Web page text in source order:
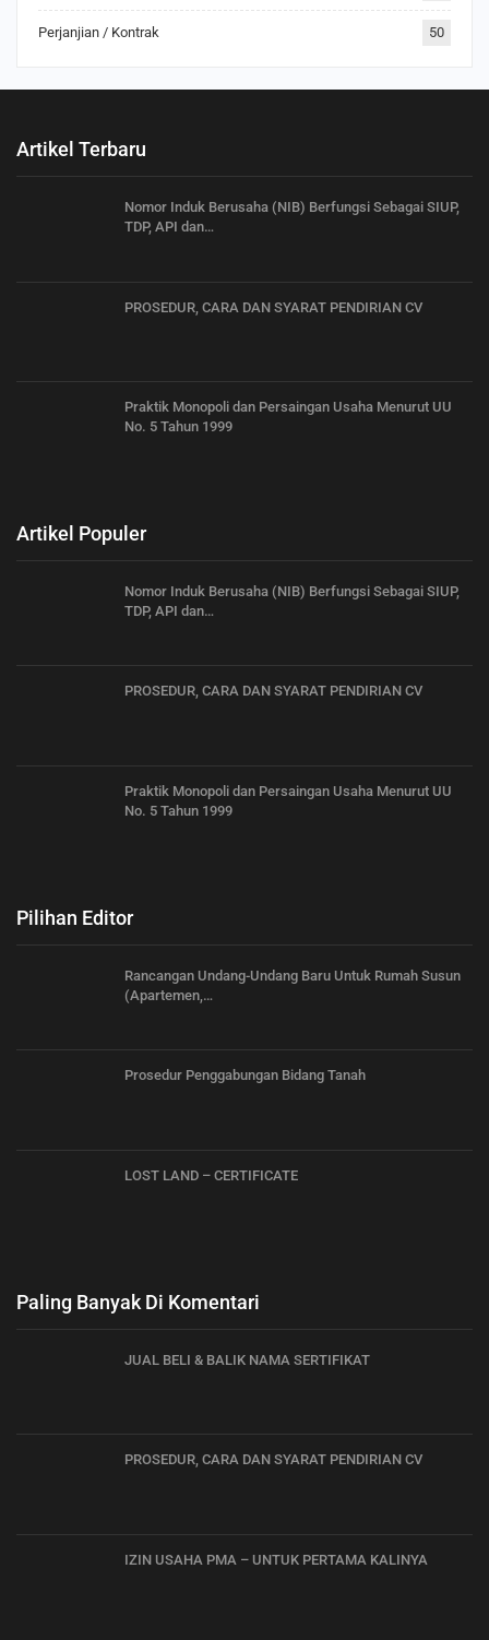
Perjanjian / Kontrak 50
Artikel Terbaru
Nomor Induk Berusaha (NIB) Berfungsi Sebagai SIUP,
TDP, API dan…
PROSEDUR, CARA DAN SYARAT PENDIRIAN CV
Praktik Monopoli dan Persaingan Usaha Menurut UU
No. 5 Tahun 1999
Artikel Populer
Nomor Induk Berusaha (NIB) Berfungsi Sebagai SIUP,
TDP, API dan…
PROSEDUR, CARA DAN SYARAT PENDIRIAN CV
Praktik Monopoli dan Persaingan Usaha Menurut UU
No. 5 Tahun 1999
Pilihan Editor
Rancangan Undang-Undang Baru Untuk Rumah Susun
(Apartemen,…
Prosedur Penggabungan Bidang Tanah
LOST LAND – CERTIFICATE
Paling Banyak Di Komentari
JUAL BELI & BALIK NAMA SERTIFIKAT
PROSEDUR, CARA DAN SYARAT PENDIRIAN CV
IZIN USAHA PMA – UNTUK PERTAMA KALINYA